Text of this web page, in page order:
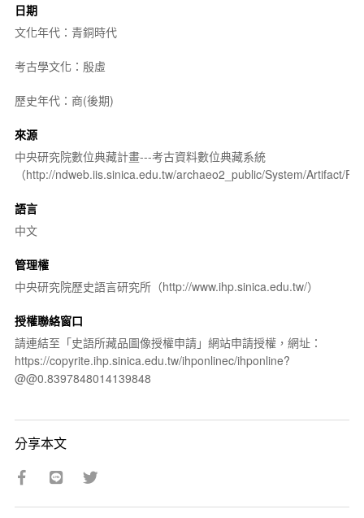
日期
文化年代：青銅時代
考古學文化：殷虛
歷史年代：商(後期)
來源
中央研究院數位典藏計畫---考古資料數位典藏系統
（http://ndweb.iis.sinica.edu.tw/archaeo2_public/System/Artifact/
語言
中文
管理權
中央研究院歷史語言研究所（http://www.ihp.sinica.edu.tw/）
授權聯絡窗口
請連結至「史語所藏品圖像授權申請」網站申請授權，網址：
https://copyrite.ihp.sinica.edu.tw/ihponlinec/ihponline?
@@0.8397848014139848
分享本文